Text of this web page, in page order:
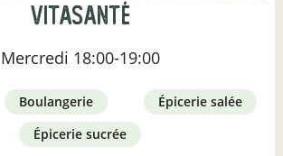
Vitasanté
Mercredi 18:00-19:00
boulangerie
épicerie salée
épicerie sucrée